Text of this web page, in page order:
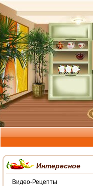
Интересное
Видео-Рецепты